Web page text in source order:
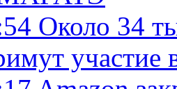
Около 34
участие